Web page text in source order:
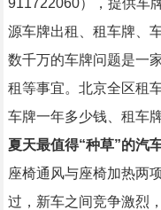
911722060），提供车
源车牌出租、租车牌、
数千万的车牌问题是一
租等事宜。北京全区租
车牌一年多少钱、租车
夏天最值得“种草”的汽
座椅通风与座椅加热两
过，新车之间竞争激烈